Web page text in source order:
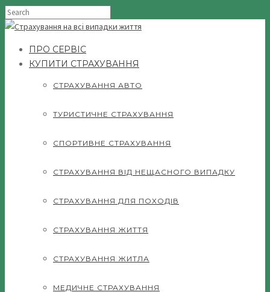
ПРО СЕРВІС
КУПИТИ СТРАХУВАННЯ
СТРАХУВАННЯ АВТО
ТУРИСТИЧНЕ СТРАХУВАННЯ
СПОРТИВНЕ СТРАХУВАННЯ
СТРАХУВАННЯ ВІД НЕЩАСНОГО ВИПАДКУ
СТРАХУВАННЯ ДЛЯ ПОХОДІВ
СТРАХУВАННЯ ЖИТТЯ
СТРАХУВАННЯ ЖИТЛА
МЕДИЧНЕ СТРАХУВАННЯ